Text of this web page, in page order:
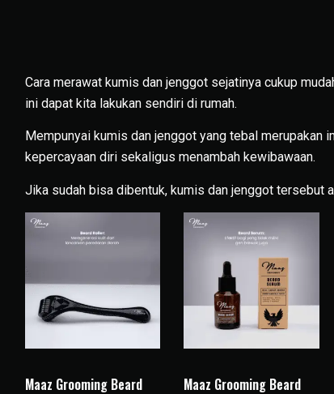
Cara merawat kumis dan jenggot sejatinya cukup
ini dapat kita lakukan sendiri di rumah.
Mempunyai kumis dan jenggot yang tebal merupakan
kepercayaan diri sekaligus menambah kewibawaan.
Jika sudah bisa dibentuk, kumis dan jenggot tersebut
Maaz Grooming Beard
Maaz Grooming Beard